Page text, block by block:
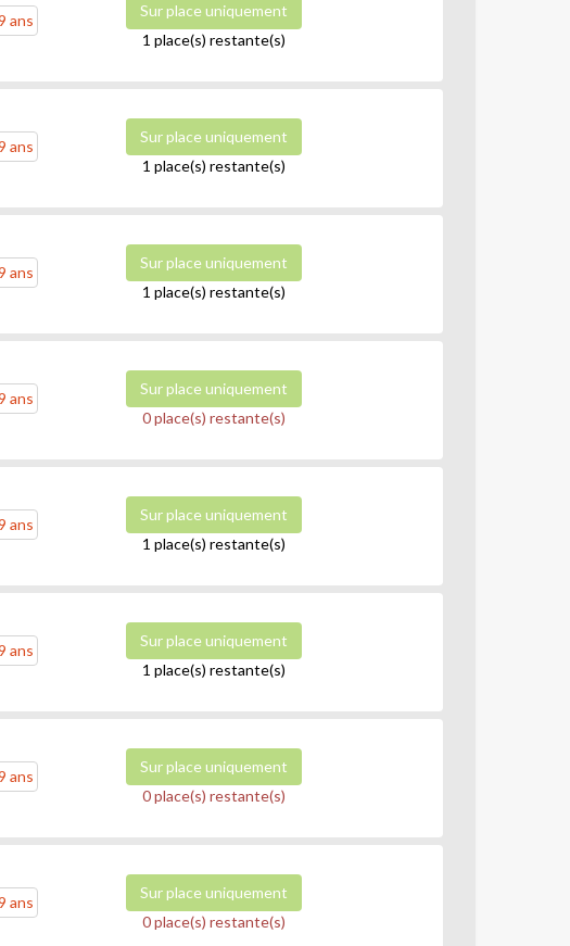
ans
Sur place uniquement
1 place(s) restante(s)
ans
Sur place uniquement
1 place(s) restante(s)
ans
Sur place uniquement
1 place(s) restante(s)
ans
Sur place uniquement
0 place(s) restante(s)
ans
Sur place uniquement
1 place(s) restante(s)
ans
Sur place uniquement
1 place(s) restante(s)
ans
Sur place uniquement
0 place(s) restante(s)
ans
Sur place uniquement
0 place(s) restante(s)